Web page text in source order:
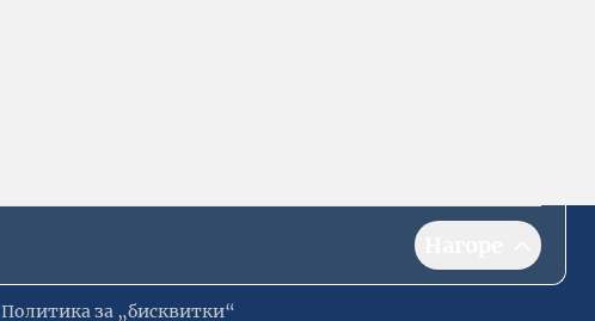
Политика за „бисквитки“